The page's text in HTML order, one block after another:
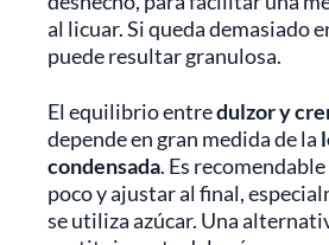
al licuar. Si queda demasiado
puede resultar granulosa.
El equilibrio entredulzor y
depende en gran medida de la
condensada. Es
poco y ajustar al final,
se utiliza azúcar. Una